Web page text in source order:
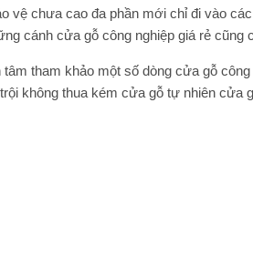
chưa cao đa phần mới chỉ đi vào
cánh cửa gỗ công nghiệp giá rẻ cũng
tham khảo một số dòng cửa gỗ
không thua kém cửa gỗ tự nhiên cửa